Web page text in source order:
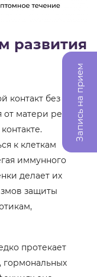
развития
контакт без
матери ребенку
к клеткам
иммунного
делает их
защиты
протекает
гормональных
Запись на прием